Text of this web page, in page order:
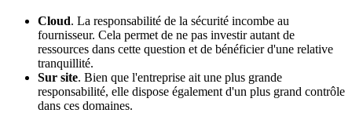
Cloud. La responsabilité de la sécurité incombe au
fournisseur. Cela permet de ne pas investir autant de
ressources dans cette question et de bénéficier d'une relative
tranquillité.
Sur site. Bien que l'entreprise ait une plus grande
responsabilité, elle dispose également d'un plus grand contrôle
dans ces domaines.